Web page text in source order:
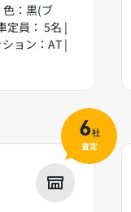
色：黒(ブ
定員： 5名 |
ョン：AT |
6社
査定